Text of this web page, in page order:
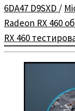
6DA47 D9SXD /
Radeon RX 460
RX 460